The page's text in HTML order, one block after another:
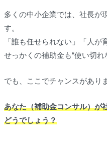
多くの中小企業では、社長が
す。
「誰も任せられない」「人が
せっかくの補助金も“使い切れ
でも、ここでチャンスがあり
あなた（補助金コンサル）が
どうでしょう？